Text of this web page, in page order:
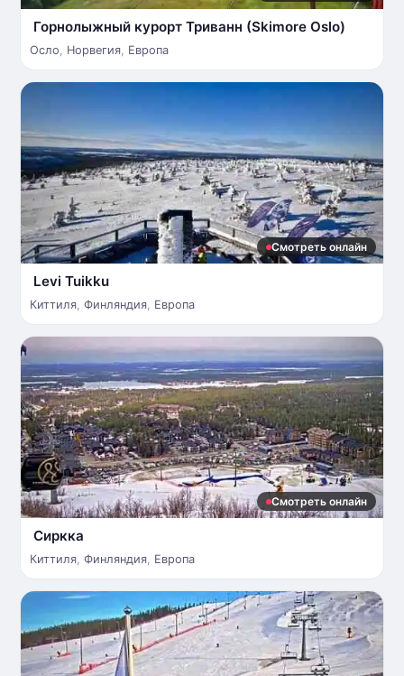
Горнолыжный курорт Триванн (Skimore Oslo)
Осло, Норвегия, Европа
Смотреть онлайн
Levi Tuikku
Киттиля, Финляндия, Европа
Смотреть онлайн
Сиркка
Киттиля, Финляндия, Европа